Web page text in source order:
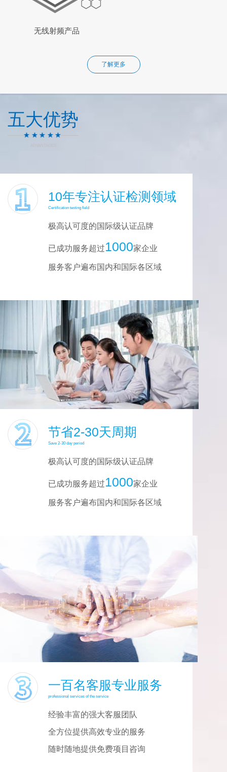
无线射频产品
了解更多
五大优势
ADVANTAGES
10年专注认证检测领域
Certification testing field
极高认可度的国际级认证品牌
已成功服务超过1000家企业
服务客户遍布国内和国际各区域
节省2-30天周期
Save 2-30 day period
极高认可度的国际级认证品牌
已成功服务超过1000家企业
服务客户遍布国内和国际各区域
一百名客服专业服务
professional services of the service
经验丰富的强大客服团队
全方位提供高效专业的服务
随时随地提供免费项目咨询